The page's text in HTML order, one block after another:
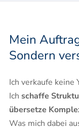
Mein
Sondern
Ich verkaufe keine
Ich schaffe
übersetze
Was mich dabei